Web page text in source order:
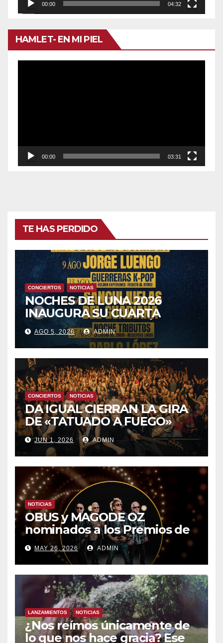
00:00 04:32
HAMLET- EN MI PIEL
00:00 03:31
TE HAS PERDIDO
CONCIERTOS NOTICIAS
NOCHES DE LUNA 2026
INAUGURA SU CUARTA
TEMPORADA ESTE SÁBADO
8 CON OBK Y LA GUARDIA
AGO 5, 2026 ADMIN
CONCIERTOS NOTICIAS
DA IGUAL CIERRAN LA GIRA
DE «TATUADO A FUEGO»
CON UN LLENO EN LA SALA
DEL MOVISTAR ARENA DE
MADRID
JUN 1, 2026 ADMIN
NOTICIAS
OBUS y MAGODE OZ
nominados a los Premios de
la Academia de la Música de
España- Esta noche en La 2
MAY 26, 2026 ADMIN
LANZAMIENTOS NOTICIAS
¿Nos reímos únicamente de
lo que nos hace gracia? Ese